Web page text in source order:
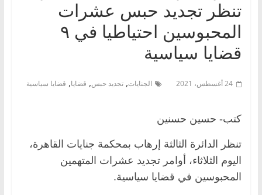
تنظر تجديد حبس عشرات
المحبوسين احتياطيا في ٩
قضايا سياسية
24 أغسطس، 2021 الجنايات, تجديد حبس, قضايا, قضايا سياسية
كتب- حسين حسنين
تنظر الدائرة الثالثة إرهاب بمحكمة جنايات القاهرة،
اليوم الثلاثاء، أوامر تجديد عشرات المتهمين
المحبوسين في قضايا سياسية.